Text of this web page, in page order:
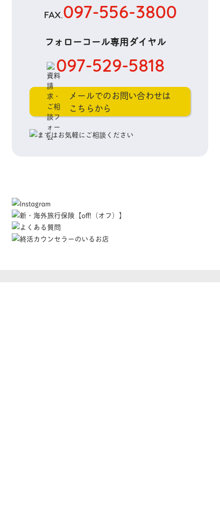
FAX.097-556-3800
フォローコール専用ダイヤル
097-529-5818
メールでのお問い合わせは
こちらから